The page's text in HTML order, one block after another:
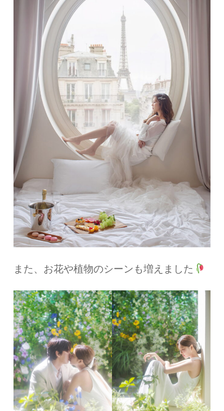
また、お花や植物のシーンも増えました